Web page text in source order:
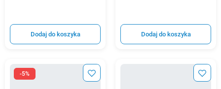
Dodaj do koszyka Dodaj do koszyka
-5%